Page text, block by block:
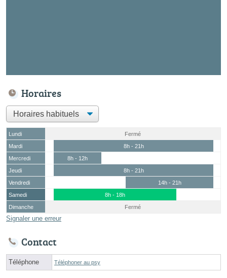
Horaires
Lundi
Fermé
Mardi
8h - 21h
Mercredi
8h - 12h
Jeudi
8h - 21h
Vendredi
14h - 21h
Samedi
8h - 18h
Dimanche
Fermé
Signaler une erreur
Contact
Téléphone Téléphoner au psy